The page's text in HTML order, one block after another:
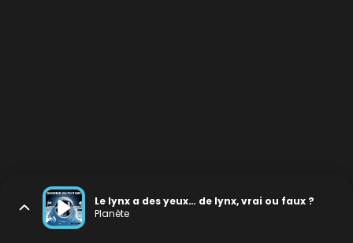
Le lynx a des yeux… de lynx, vrai ou faux ?
Planète